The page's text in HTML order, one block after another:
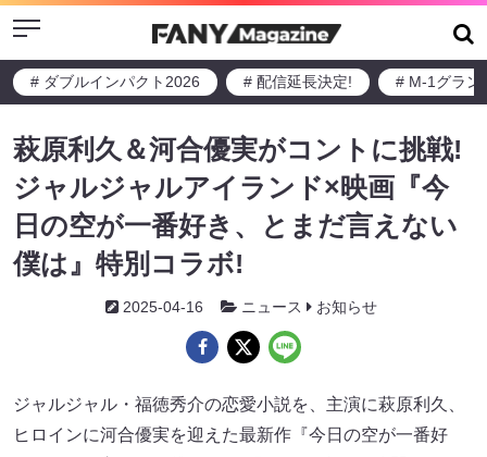
Menu
# ダブルインパクト2026 # 配信延長決定! # M-1グラン
萩原利久＆河合優実がコントに挑戦!
ジャルジャルアイランド×映画『今
日の空が一番好き、とまだ言えない
僕は』特別コラボ!
2025-04-16 ニュース お知らせ
ジャルジャル・福徳秀介の恋愛小説を、主演に萩原利久、
ヒロインに河合優実を迎えた最新作『今日の空が一番好